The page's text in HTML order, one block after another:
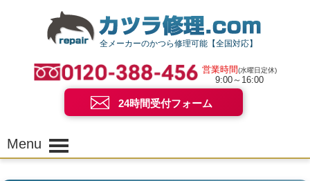
全メーカーのかつら修理可能【全国対応】
営業時間(水曜日定休)
9:00～16:00
24時間受付フォーム
Menu